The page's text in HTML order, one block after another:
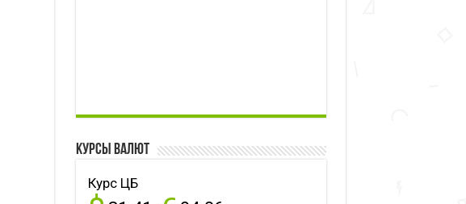
Курсы валют
Курс ЦБ